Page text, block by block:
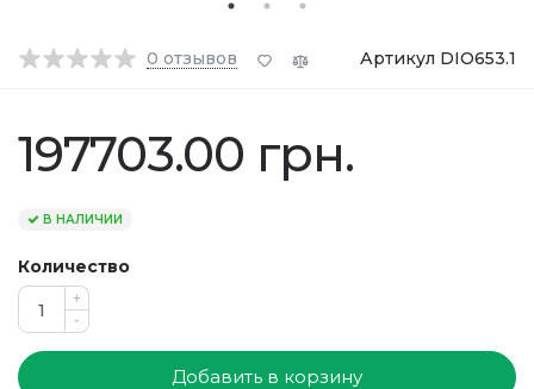
0 отзывов Артикул DIO653.1
197703.00 грн.
В НАЛИЧИИ
Количество
+
-
Добавить в корзину